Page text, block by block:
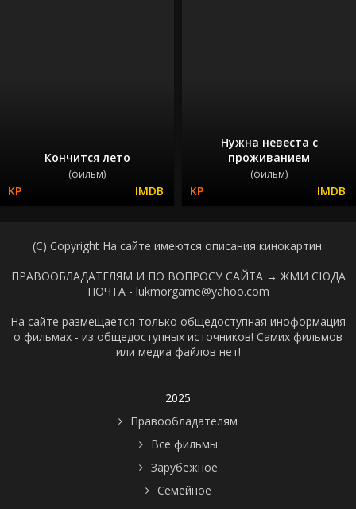
Кончится лето
(фильм)
Нужна невеста с
проживанием
(фильм)
(C) Copyright На сайте имеются описания кинокартин.
ПРАВООБЛАДАТЕЛЯМ И ПО ВОПРОСУ САЙТА → ЖМИ СЮДА
ПОЧТА - lukmorgame@yahoo.com
На сайте размещается только общедоступная иноформация
о фильмах - из общедоступных источников! Самих фильмов
или медиа файлов нет!
2025
Правообладателям
Все фильмы
Зарубежное
Семейное